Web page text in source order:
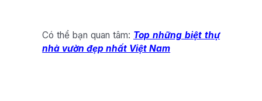
Có thể bạn quan tâm: Top những biệt thự
nhà vườn đẹp nhất Việt Nam